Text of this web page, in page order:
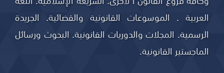
العربية . الموسوعات القانونية والقضائية. الجريدة
الرسمية. المجلات والدوريات القانونية. البحوث ورسائل
الماجستير القانونية.